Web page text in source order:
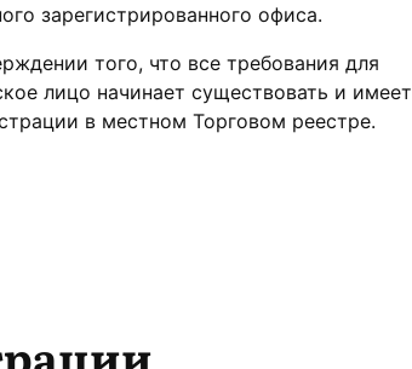
зарегистрированного офиса.
того, что все требования для
лицо начинает существовать и имеет
в местном Торговом реестре.